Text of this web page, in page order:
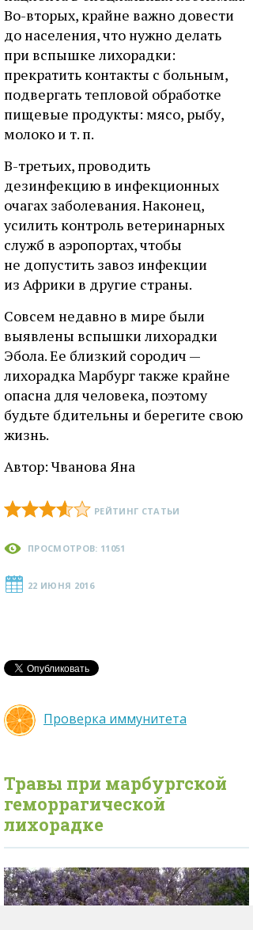
Во-вторых, крайне важно довести
до населения, что нужно делать
при вспышке лихорадки:
прекратить контакты с больным,
подвергать тепловой обработке
пищевые продукты: мясо, рыбу,
молоко и т. п.
В-третьих, проводить
дезинфекцию в инфекционных
очагах заболевания. Наконец,
усилить контроль ветеринарных
служб в аэропортах, чтобы
не допустить завоз инфекции
из Африки в другие страны.
Совсем недавно в мире были
выявлены вспышки лихорадки
Эбола. Ее близкий сородич —
лихорадка Марбург также крайне
опасна для человека, поэтому
будьте бдительны и берегите свою
жизнь.
Автор:Чванова Яна
РЕЙТИНГ СТАТЬИ
ПРОСМОТРОВ: 11051
22 ИЮНЯ 2016
Проверка иммунитета
Травы при марбургской
геморрагической
лихорадке